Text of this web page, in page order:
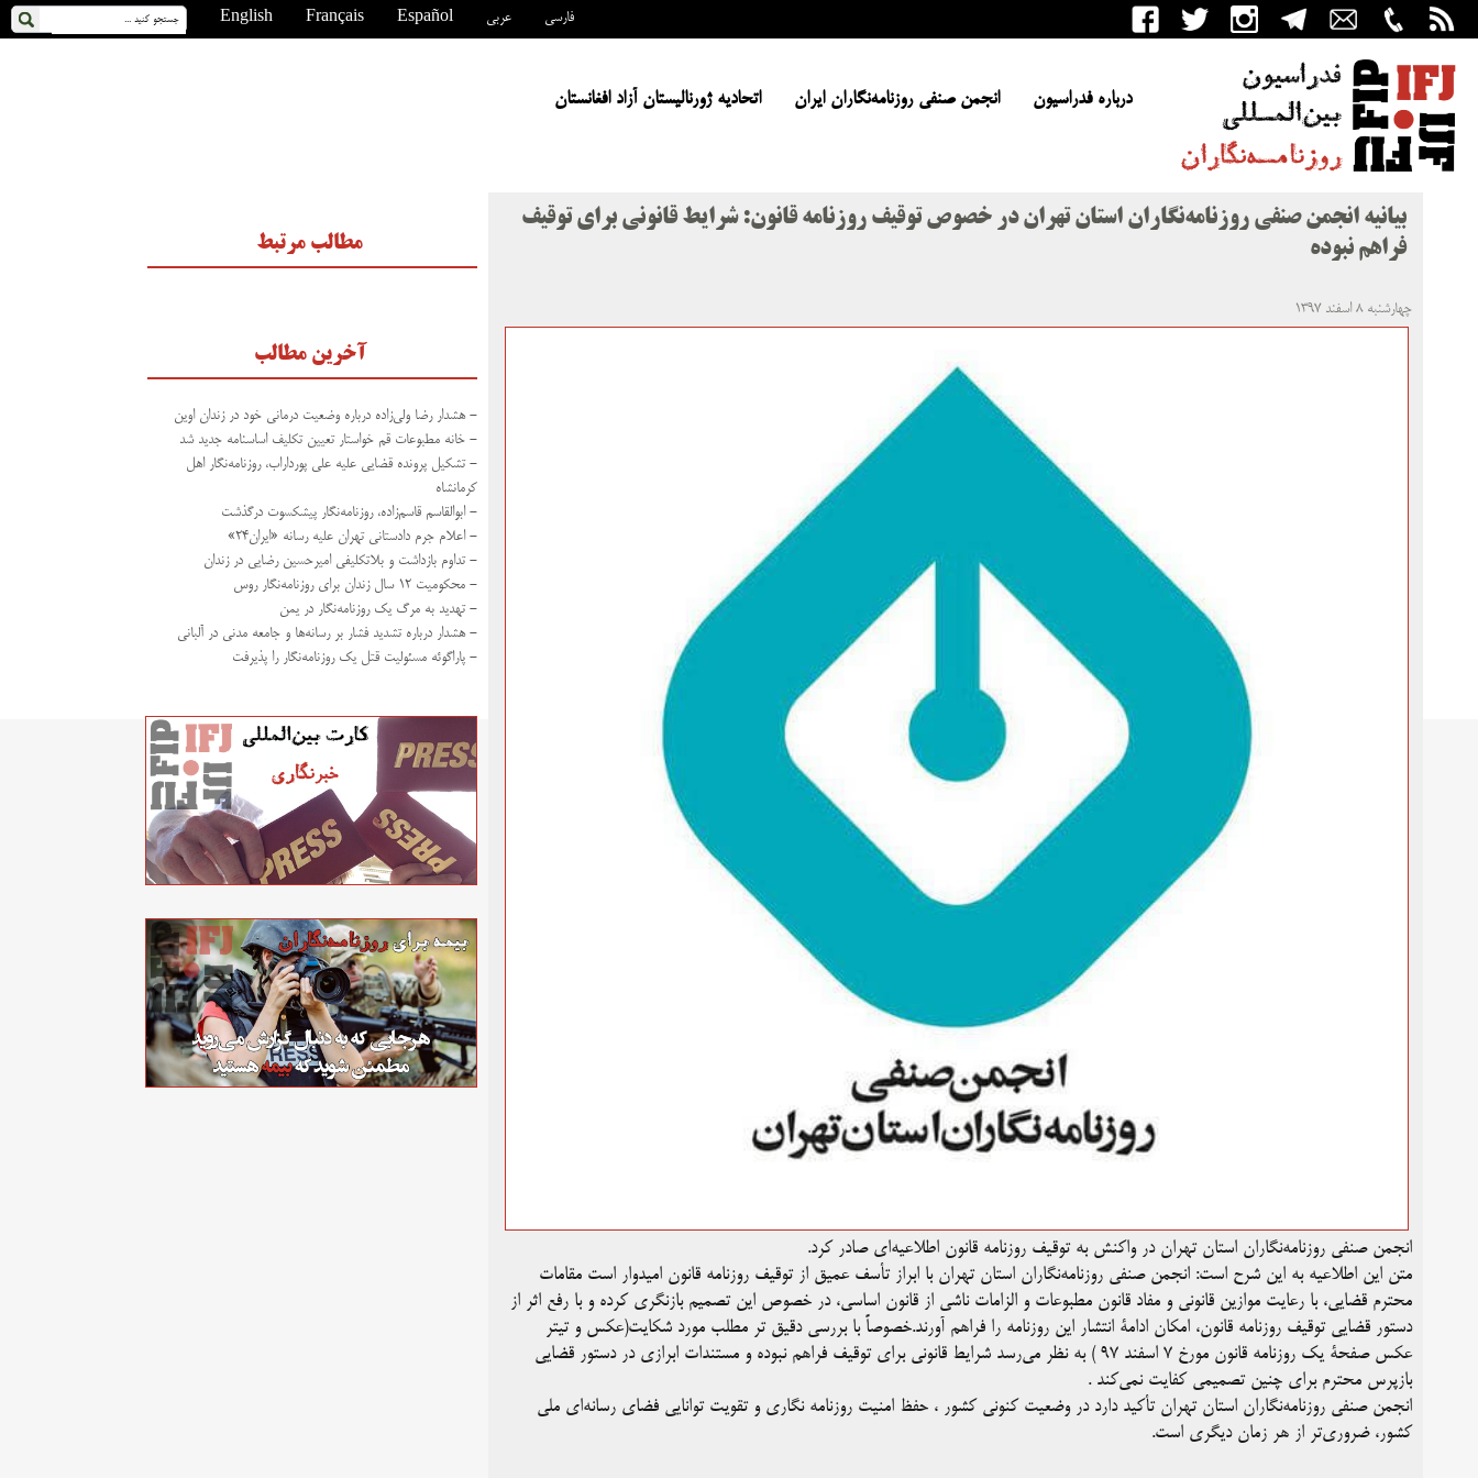
English Français Español عربی فارسی
درباره فدراسیون انجمن صنفی روزنامه‌نگاران ایران اتحادیه ژورنالیستان آزاد افغانستان
بیانیه انجمن صنفی روزنامه‌نگاران استان تهران در خصوص توقیف روزنامه قانون: شرایط قانونی برای توقیف
فراهم نبوده
چهارشنبه ۸ اسفند ۱۳۹۷
انجمن صنفی روزنامه‌نگاران استان تهران در واکنش به توقیف روزنامه قانون اطلاعیه‌ای صادر کرد.
متن این اطلاعیه به این شرح است: انجمن صنفی روزنامه‌نگاران استان تهران با ابراز تأسف عمیق از توقیف روزنامه قانون امیدوار است مقامات
محترم قضایی، با رعایت موازین قانونی و مفاد قانون مطبوعات و الزامات ناشی از قانون اساسی، در خصوص این تصمیم بازنگری کرده و با رفع اثر از
دستور قضایی توقیف روزنامه‌ قانون، امکان ادامۀ انتشار این روزنامه را فراهم آورند.خصوصاً با بررسی دقیق تر مطلب مورد شکایت(عکس و تیتر
عکس صفحۀ یک روزنامه قانون مورخ ۷ اسفند ۹۷ ) به نظر می‌رسد شرایط قانونی برای توقیف فراهم نبوده و مستندات ابرازی در دستور قضایی
بازپرس محترم برای چنین تصمیمی کفایت نمی‌کند .
انجمن صنفی روزنامه‌نگاران استان تهران تأکید دارد در وضعیت کنونی کشور ، حفظ امنیت روزنامه نگاری و تقویت توانایی فضای رسانه‌ای ملی
کشور، ضروری‌تر از هر زمان دیگری است.
مطالب مرتبط
آخرین مطالب
- هشدار رضا ولی‌زاده درباره وضعیت درمانی خود در زندان اوین
- خانه مطبوعات قم خواستار تعیین تکلیف اساسنامه جدید شد
- تشکیل پرونده قضایی علیه علی پورداراب، روزنامه‌نگار اهل
کرمانشاه
- ابوالقاسم قاسم‌زاده، روزنامه‌نگار پیشکسوت درگذشت
- اعلام جرم دادستانی تهران علیه رسانه «ایران۲۴»
- تداوم بازداشت و بلاتکلیفی امیرحسین رضایی در زندان
- محکومیت ۱۲ سال زندان برای روزنامه‌نگار روس
- تهدید به مرگ یک روزنامه‌نگار در یمن
- هشدار درباره تشدید فشار بر رسانه‌ها و جامعه مدنی در آلبانی
- پاراگوئه مسئولیت قتل یک روزنامه‌نگار را پذیرفت